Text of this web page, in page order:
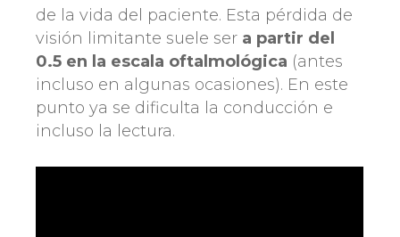
de la vida del paciente. Esta pérdida de
visión limitante suele ser a partir del
0.5 en la escala oftalmológica (antes
incluso en algunas ocasiones). En este
punto ya se dificulta la conducción e
incluso la lectura.